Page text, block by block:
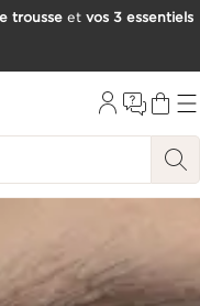
trousseet vos 3 essentiels